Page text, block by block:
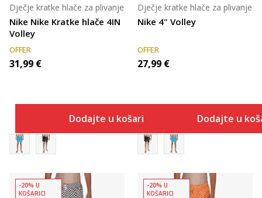
Nike Nike Kratke hlače 4IN
Volley
Dječje kratke hlače za plivanje
OFFER
31,99 €
Dodajte u košaricu
Nike 4" Volley
Dječje kratke hlače za plivanje
OFFER
27,99 €
Dodajte u
-20% U
KOŠARICI
-20% U
KOŠARICI